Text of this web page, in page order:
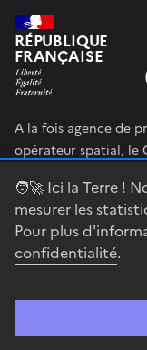
🧑‍🚀 Ici la Terre !
mesurer les
Pour plus
confidentialité.
RÉPUBLIQUE
FRANÇAISE
A la fois agence de
opérateur spatial, le
en œuvre sa
legifrance.gouv.fr
Accessibilité :